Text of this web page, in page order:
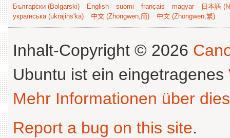
Български (Bəlgarski) English suomi français magyar
日本語
українська (ukrajins'ka)
中文 (Zhongwen,简) 中文 (Zhongwen,繁)
Inhalt-Copyright © 2026
Ubuntu ist ein eingetragenes
Mehr Informationen über
Report a bug on this site.